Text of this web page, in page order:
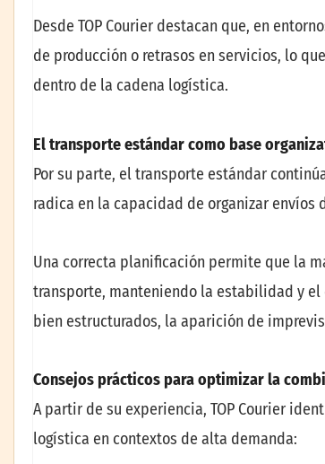
Desde TOP Courier destacan que, en
de producción o retrasos en servicios, lo
dentro de la cadena logística.
El transporte estándar como base
Por su parte, el transporte estándar
radica en la capacidad de organizar
Una correcta planificación permite que la
transporte, manteniendo la estabilidad y el
bien estructurados, la aparición de
Consejos prácticos para optimizar la
A partir de su experiencia, TOP Courier
logística en contextos de alta demanda: